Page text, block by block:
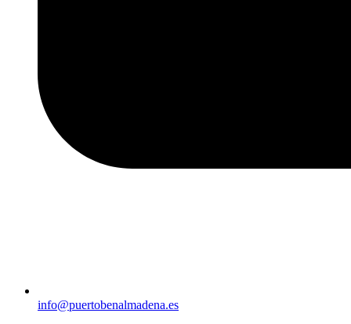
info@puertobenalmadena.es